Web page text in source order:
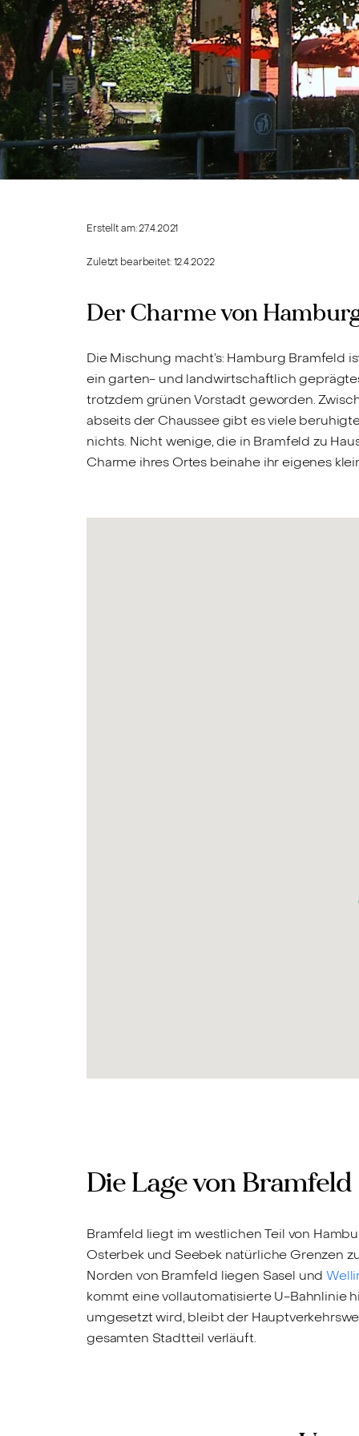
Erstellt am:27.4.2021
Zuletzt bearbeitet:12.4.2022
Der Charme von
Die Mischung macht’s: Hamburg Bramfeld
ein garten- und landwirtschaftlich
trotzdem grünen Vorstadt geworden.
abseits der Chaussee gibt es viele
nichts. Nicht wenige, die in Bramfeld zu
Charme ihres Ortes beinahe ihr eigenes
Die Lage von Bramfeld
Bramfeld liegt im westlichen Teil von
Osterbek und Seebek natürliche Grenzen
Norden von Bramfeld liegen Sasel und
kommt eine vollautomatisierte U-Bahnlinie
umgesetzt wird, bleibt der
gesamten Stadtteil verläuft.